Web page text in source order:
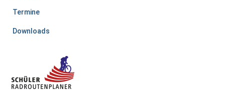
Termine
Downloads